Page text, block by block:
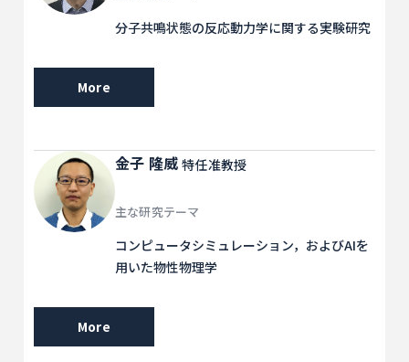
分子共鳴状態の反応動力学に関する実験研究
More
金子 隆威特任准教授
主な研究テーマ
コンピュータシミュレーション，およびAIを
用いた物性物理学
More